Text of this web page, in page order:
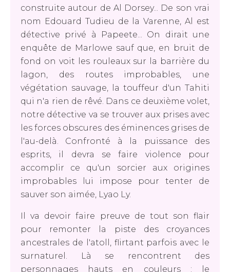
construite autour de Al Dorsey... De son vrai
nom Edouard Tudieu de la Varenne, Al est
détective privé à Papeete... On dirait une
enquête de Marlowe sauf que, en bruit de
fond on voit les rouleaux sur la barrière du
lagon, des routes improbables, une
végétation sauvage, la touffeur d'un Tahiti
qui n'a rien de rêvé. Dans ce deuxième volet,
notre détective va se trouver aux prises avec
les forces obscures des éminences grises de
l'au-delà. Confronté à la puissance des
esprits, il devra se faire violence pour
accomplir ce qu'un sorcier aux origines
improbables lui impose pour tenter de
sauver son aimée, Lyao Ly.
Il va devoir faire preuve de tout son flair
pour remonter la piste des croyances
ancestrales de l'atoll, flirtant parfois avec le
surnaturel. Là se rencontrent des
personnages hauts en couleurs : le